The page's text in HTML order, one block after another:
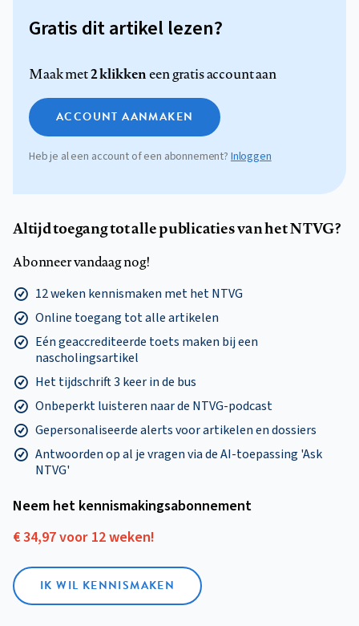
Gratis dit artikel lezen?
Maak met2 klikkeneen gratis account aan
ACCOUNT AANMAKEN
Heb je al een account of een abonnement? Inloggen
Altijd toegang tot alle publicaties van het NTVG?
Abonneer vandaag nog!
12 weken kennismaken met het NTVG
Online toegang tot alle artikelen
Eén geaccrediteerde toets maken bij een
nascholingsartikel
Het tijdschrift 3 keer in de bus
Onbeperkt luisteren naar de NTVG-podcast
Gepersonaliseerde alerts voor artikelen en dossiers
Antwoorden op al je vragen via de AI-toepassing 'Ask
NTVG'
Neem het kennismakings­abonnement
€ 34,97 voor 12 weken!
IK WIL KENNISMAKEN